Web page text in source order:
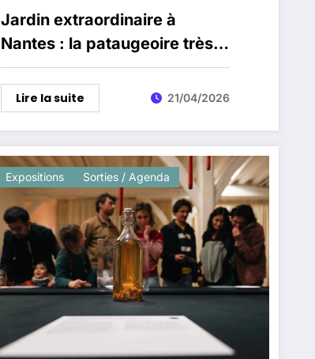
Jardin extraordinaire à
Nantes : la pataugeoire très
attendue ouvrira au
printemps 2026
Lire la suite 21/04/2026
Expositions Sorties / Agenda